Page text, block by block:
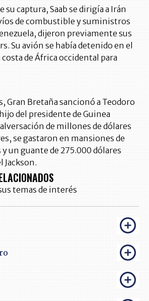
su captura, Saab se dirigía a Irán
de combustible y suministros
dijeron previamente sus
Su avión se había detenido en el
de África occidental para
Gran Bretaña sancionó a Teodoro
del presidente de Guinea
de millones de dólares
se gastaron en mansiones de
un guante de 275.000 dólares
Jackson.
temas de interés